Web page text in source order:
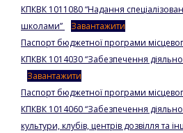
КПКВК 1011080 “Надання
школами”
Завантажити
Паспорт бюджетної програми
КПКВК 1014030 “Забезпечення
Завантажити
Паспорт бюджетної програми
КПКВК 1014060 “Забезпечення
культури, клубів, центрів дозвілля та